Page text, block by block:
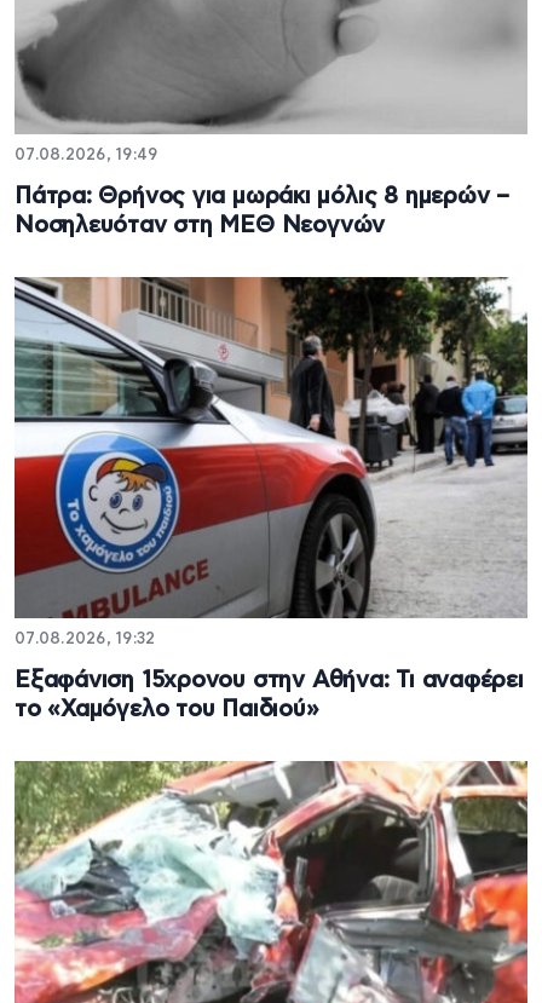
07.08.2026, 19:49
Πάτρα: Θρήνος για μωράκι μόλις 8 ημερών –
Νοσηλευόταν στη ΜΕΘ Νεογνών
07.08.2026, 19:32
Εξαφάνιση 15χρονου στην Αθήνα: Τι αναφέρει
το «Χαμόγελο του Παιδιού»